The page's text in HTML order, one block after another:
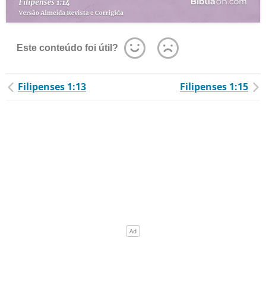
Este conteúdo foi útil?
Filipenses 1:13 Filipenses 1:15